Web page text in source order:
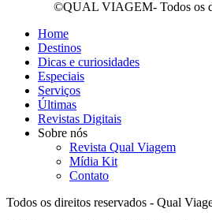
©QUAL VIAGEM- Todos os
Home
Destinos
Dicas e curiosidades
Especiais
Serviços
Últimas
Revistas Digitais
Sobre nós
Revista Qual Viagem
Mídia Kit
Contato
Todos os direitos reservados - Qual